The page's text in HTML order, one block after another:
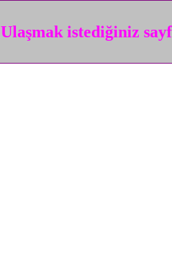
Ulaşmak istediğiniz